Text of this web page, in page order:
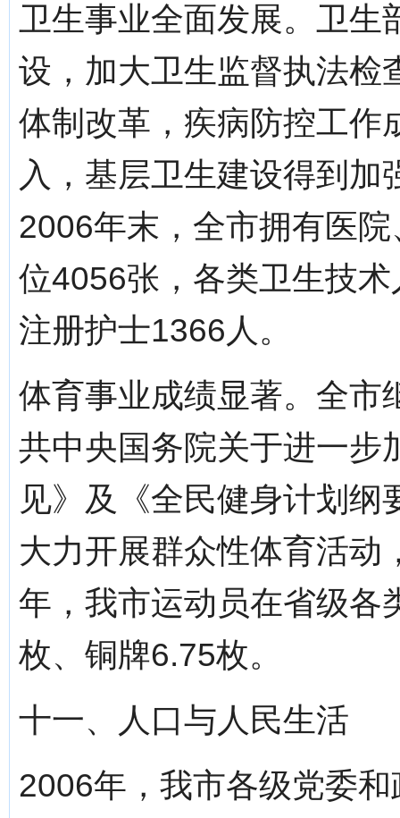
卫生事业全面发展。卫生
设，加大卫生监督执法检
体制改革，疾病防控工作
入，基层卫生建设得到
2006年末，全市拥有医
位4056张，各类卫生技
注册护士1366人。
体育事业成绩显著。全市
共中央国务院关于进一步
见》及《全民健身计划
大力开展群众性体育活动
年，我市运动员在省级各
枚、铜牌6.75枚。
十一、人口与人民生活
2006年，我市各级党委